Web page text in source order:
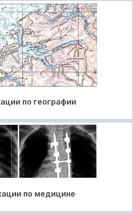
по географии
по медицине